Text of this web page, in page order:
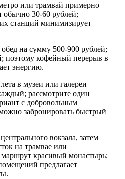
или трамвай примерно
обычно 30-60 рублей;
станций минимизирует
на сумму 500-900 рублей;
поэтому кофейный перерыв в
энергию.
в музеи или галереи
рассмотрите один
с добровольным
забронировать быстрый
вокзала, затем
на трамвае или
красивый монастырь;
предлагает